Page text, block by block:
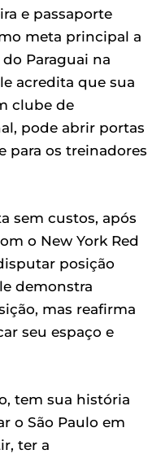
e passaporte
meta principal a
Paraguai na
acredita que sua
clube de
pode abrir portas
para os treinadores
sem custos, após
o New York Red
posição
demonstra
mas reafirma
seu espaço e
tem sua história
o São Paulo em
ter a